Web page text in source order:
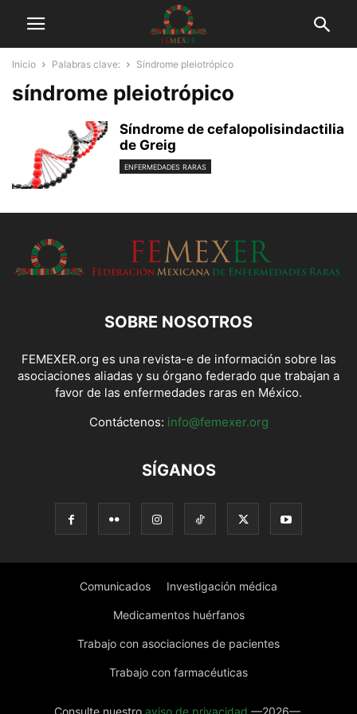
Inicio Palabras clave: Síndrome pleiotrópico
síndrome pleiotrópico
Síndrome de cefalopolisindactilia
de Greig
ENFERMEDADES RARAS
SOBRE NOSOTROS
FEMEXER.org es una revista-e de información sobre las
asociaciones aliadas y su órgano federado que trabajan a
favor de las enfermedades raras en México.
Contáctenos: info@femexer.org
SÍGANOS
Comunicados Investigación médica
Medicamentos huérfanos
Trabajo con asociaciones de pacientes
Trabajo con farmacéuticas
Consulte nuestro aviso de privacidad —2026—.